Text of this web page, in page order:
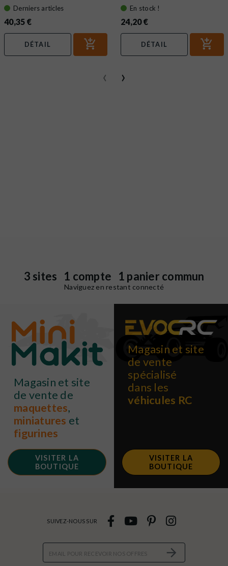
Derniers articles
40,35 €
DÉTAIL
En stock !
24,20 €
DÉTAIL
‹ ›
3 sites 1 compte 1 panier commun
Naviguez en restant connecté
Magasin et site
de vente de
maquettes,
miniatures et
figurines
VISITER LA
BOUTIQUE
Magasin et site
de vente
spécialisé
dans les
véhicules RC
VISITER LA
BOUTIQUE
SUIVEZ-NOUS SUR